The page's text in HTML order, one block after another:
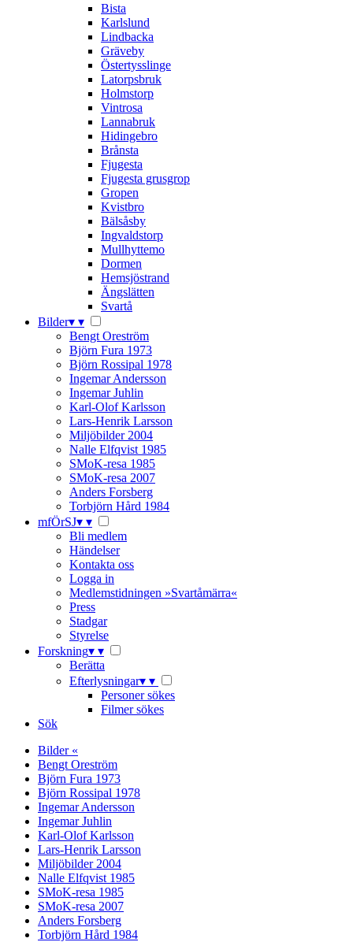
Bista
Karlslund
Lindbacka
Gräveby
Östertysslinge
Latorpsbruk
Holmstorp
Vintrosa
Lannabruk
Hidingebro
Brånsta
Fjugesta
Fjugesta grusgrop
Gropen
Kvistbro
Bälsåsby
Ingvaldstorp
Mullhyttemo
Dormen
Hemsjöstrand
Ängslätten
Svartå
Bilder▾ ▾
Bengt Oreström
Björn Fura 1973
Björn Rossipal 1978
Ingemar Andersson
Ingemar Juhlin
Karl-Olof Karlsson
Lars-Henrik Larsson
Miljöbilder 2004
Nalle Elfqvist 1985
SMoK-resa 1985
SMoK-resa 2007
Anders Forsberg
Torbjörn Hård 1984
mfÖrSJ▾ ▾
Bli medlem
Händelser
Kontakta oss
Logga in
Medlemstidningen »Svartåmärra«
Press
Stadgar
Styrelse
Forskning▾ ▾
Berätta
Efterlysningar▾ ▾
Personer sökes
Filmer sökes
Sök
Bilder «
Bengt Oreström
Björn Fura 1973
Björn Rossipal 1978
Ingemar Andersson
Ingemar Juhlin
Karl-Olof Karlsson
Lars-Henrik Larsson
Miljöbilder 2004
Nalle Elfqvist 1985
SMoK-resa 1985
SMoK-resa 2007
Anders Forsberg
Torbjörn Hård 1984